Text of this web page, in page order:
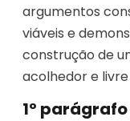
argumentos
viáveis e
construção de
acolhedor e
1º